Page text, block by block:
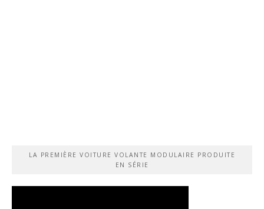
LA PREMIÈRE VOITURE VOLANTE MODULAIRE PRODUITE
EN SÉRIE